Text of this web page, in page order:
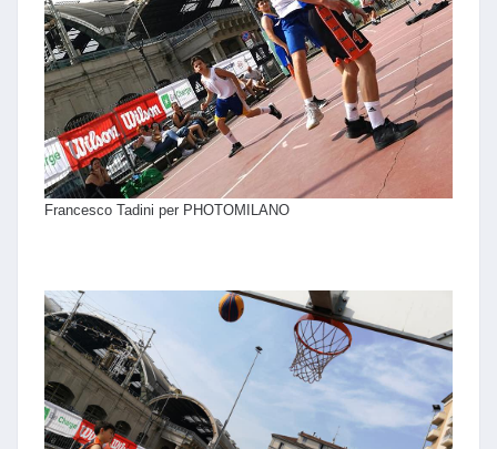
Francesco Tadini per PHOTOMILANO